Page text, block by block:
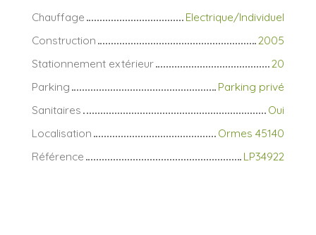
Chauffage
Electrique/Individuel
Construction
2005
Stationnement extérieur
20
Parking
Parking privé
Sanitaires
Oui
Localisation
Ormes 45140
Référence
LP34922